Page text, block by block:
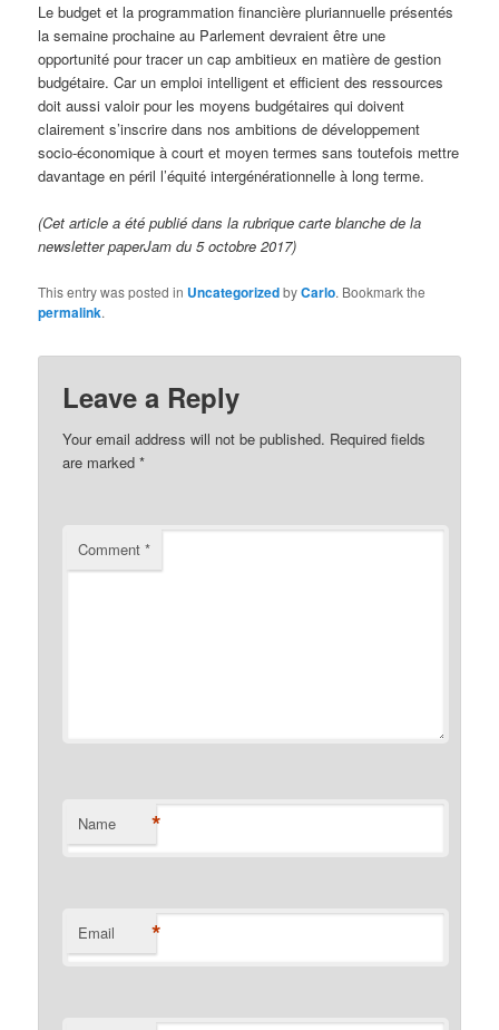
Le budget et la programmation financière pluriannuelle présentés
la semaine prochaine au Parlement devraient être une
opportunité pour tracer un cap ambitieux en matière de gestion
budgétaire. Car un emploi intelligent et efficient des ressources
doit aussi valoir pour les moyens budgétaires qui doivent
clairement s’inscrire dans nos ambitions de développement
socio-économique à court et moyen termes sans toutefois mettre
davantage en péril l’équité intergénérationnelle à long terme.
(Cet article a été publié dans la rubrique carte blanche de la
newsletter paperJam du 5 octobre 2017)
This entry was posted in UncategorizedbyCarlo. Bookmark the
permalink.
Leave a Reply
Your email address will not be published. Required fields
are marked*
Comment*
Name *
Email *